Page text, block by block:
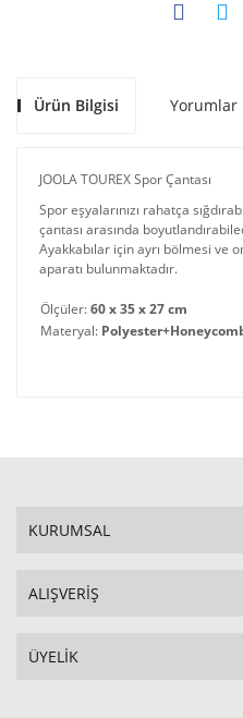
Ürün Bilgisi Yorumlar
JOOLA TOUREX Spor Çantası
Spor eşyalarınızı rahatça
çantası arasında
Ayakkabılar için ayrı bölmesi ve
aparatı bulunmaktadır.
Ölçüler:60 x 35 x 27 cm
Materyal:
KURUMSAL
ALIŞVERİŞ
ÜYELİK